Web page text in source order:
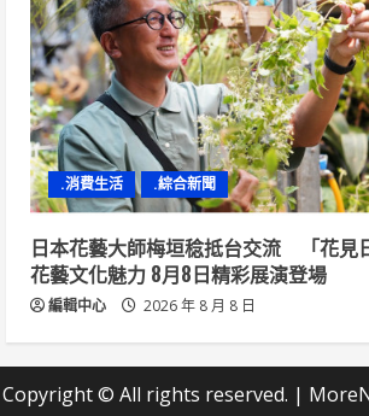
.消費生活 .綜合新聞
日本花藝大師梅垣稔抵台交流 「花見
花藝文化魅力 8月8日精彩展演登場
編輯中心 2026 年 8 月 8 日
Copyright © All rights reserved. |